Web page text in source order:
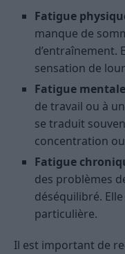
Fatigue
manque de
d’entraînement.
sensation de
Fatigue
de travail ou à
se traduit
concentration
Fatigue
des problèmes
déséquilibré.
particulière.
Il est important de